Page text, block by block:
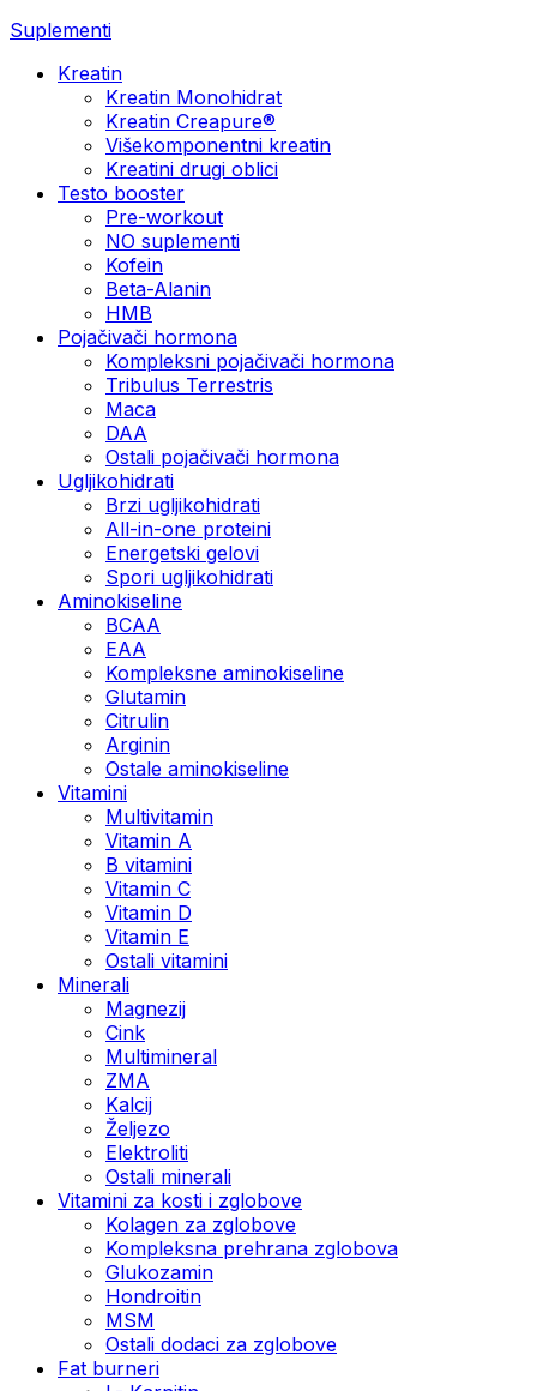
Suplementi
Kreatin
Kreatin Monohidrat
Kreatin Creapure®
Višekomponentni kreatin
Kreatini drugi oblici
Testo booster
Pre-workout
NO suplementi
Kofein
Beta-Alanin
HMB
Pojačivači hormona
Kompleksni pojačivači hormona
Tribulus Terrestris
Maca
DAA
Ostali pojačivači hormona
Ugljikohidrati
Brzi ugljikohidrati
All-in-one proteini
Energetski gelovi
Spori ugljikohidrati
Aminokiseline
BCAA
EAA
Kompleksne aminokiseline
Glutamin
Citrulin
Arginin
Ostale aminokiseline
Vitamini
Multivitamin
Vitamin A
B vitamini
Vitamin C
Vitamin D
Vitamin E
Ostali vitamini
Minerali
Magnezij
Cink
Multimineral
ZMA
Kalcij
Željezo
Elektroliti
Ostali minerali
Vitamini za kosti i zglobove
Kolagen za zglobove
Kompleksna prehrana zglobova
Glukozamin
Hondroitin
MSM
Ostali dodaci za zglobove
Fat burneri